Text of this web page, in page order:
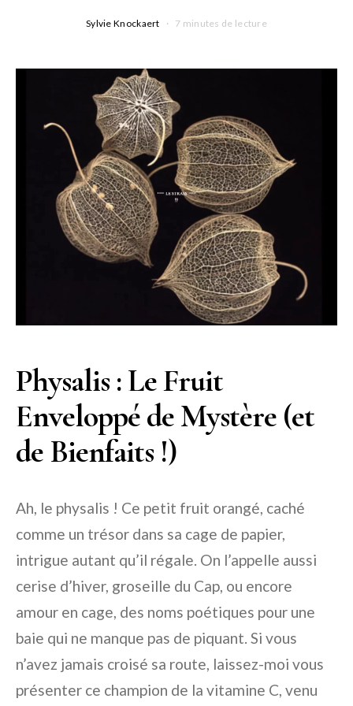
Sylvie Knockaert 7 minutes de lecture
Physalis : Le Fruit
Enveloppé de Mystère (et
de Bienfaits !)
Ah, le physalis ! Ce petit fruit orangé, caché
comme un trésor dans sa cage de papier,
intrigue autant qu’il régale. On l’appelle aussi
cerise d’hiver, groseille du Cap, ou encore
amour en cage, des noms poétiques pour une
baie qui ne manque pas de piquant. Si vous
n’avez jamais croisé sa route, laissez-moi vous
présenter ce champion de la vitamine C, venu